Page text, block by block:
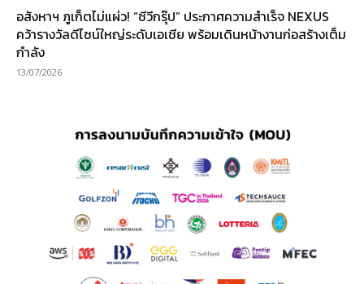
อสังหาฯ ภูเก็ตไม่แผ่ว! “ซีวีกรุ๊ป” ประกาศความสำเร็จ NEXUS
คว้ารางวัลดีไซน์ใหญ่ระดับเอเชีย พร้อมเดินหน้างานก่อสร้างเต็ม
กำลัง
13/07/2026